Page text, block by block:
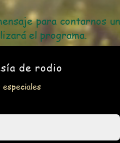
para contarnos
el programa.
de rodio
especiales